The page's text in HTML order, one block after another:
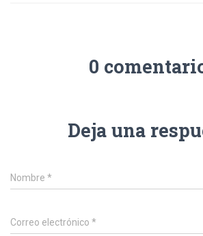
0
Deja una
Nombre *
Correo electrónico *